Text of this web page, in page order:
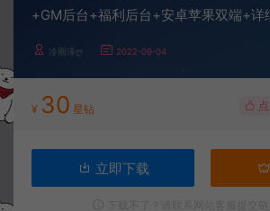
+GM后台+福利后台+安卓苹果双端+详
冷雨泽ღ 2022-09-04
¥ 30 星钻
立即下载